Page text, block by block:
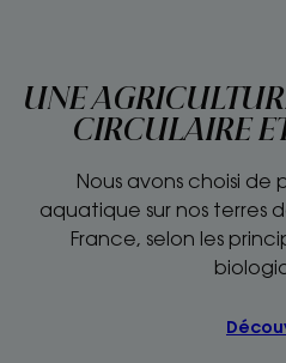
UNE
CIRCULAIRE
Nous avons choisi de
aquatique sur nos terres
France, selon les